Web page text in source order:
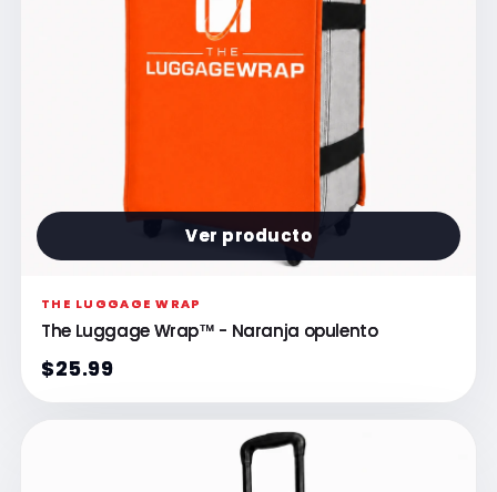
Ver producto
THE LUGGAGE WRAP
The Luggage Wrap™ - Naranja opulento
$25.99